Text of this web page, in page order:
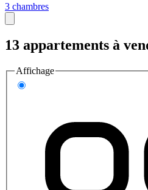
3 chambres
13 appartements à
Affichage